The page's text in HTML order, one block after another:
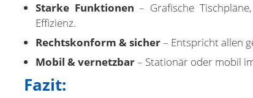
Starke Funktionen – Grafische
Effizienz.
Rechtskonform & sicher– Entspricht allen
Mobil & vernetzbar– Stationär oder mobil
Fazit: